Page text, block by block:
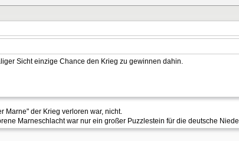
Sicht einzige Chance den Krieg zu gewinnen dahin.
Marne" der Krieg verloren war, nicht.
Marneschlacht war nur ein großer Puzzlestein für die deutsche